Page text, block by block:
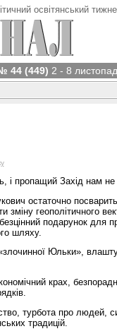
освітянський
44 (449) 2 - 8
і пропащий Захід нам не
остаточно
зміну геополітичного
подарунок для
шляху.
Юльки»,
крах,
турбота про людей,
традицій.